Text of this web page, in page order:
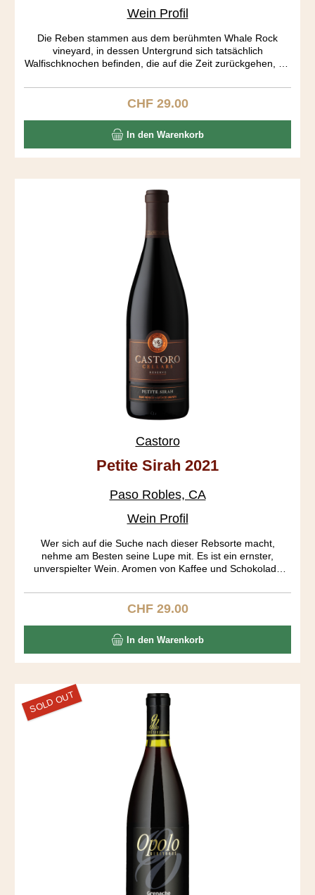
Wein Profil
Die Reben stammen aus dem berühmten Whale Rock
vineyard, in dessen Untergrund sich tatsächlich
Walfischknochen befinden, die auf die Zeit zurückgehen, als
CCOF organisch zertifiziert. Eine wunderbar helle Frucht
fügt sich in einen mittelschweren Körper ein. Dieser Sipper
Regulärer Preis:
CHF 29.00
In den Warenkorb
Castoro
Petite Sirah 2021
Paso Robles, CA
Wein Profil
Wer sich auf die Suche nach dieser Rebsorte macht,
nehme am Besten seine Lupe mit. Es ist ein ernster,
unverspielter Wein. Aromen von Kaffee und Schokolade
diesen Ausnahmewein.
Regulärer Preis:
CHF 29.00
In den Warenkorb
SOLD OUT